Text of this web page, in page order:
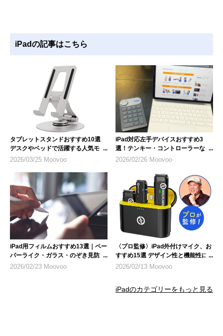
iPadの記事はこちら
タブレットスタンドおすすめ10選
デスクやベッドで活躍する人気モデ
ル
2026/03/25 Moovoo
iPad対応左手デバイスおすすめ3
選！テンキー・コントローラーな
ど、選び方のポイントも解説
2026/02/26 Moovoo
iPad用フィルムおすすめ13選｜ペー
パーライク・ガラス・のぞき見防止
など人気製品を紹介
2026/02/23 Moovoo
〈プロ監修〉iPad外付けマイク、お
すすめ15選 デザイン性と機能性に
も注目
2026/02/13 Moovoo
iPadのカテゴリーをもっと見る